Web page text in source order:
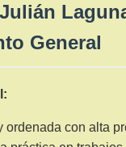
Julián
General
ordenada con alta